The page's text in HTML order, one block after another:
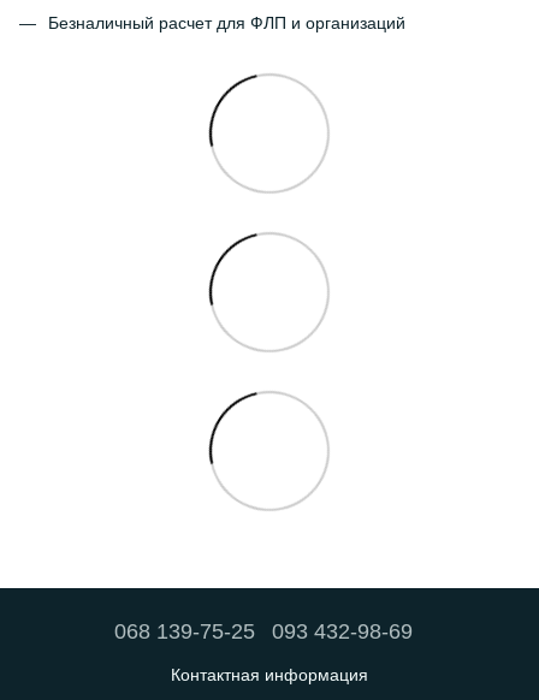
Безналичный расчет для ФЛП и организаций
068 139-75-25 093 432-98-69
Контактная информация